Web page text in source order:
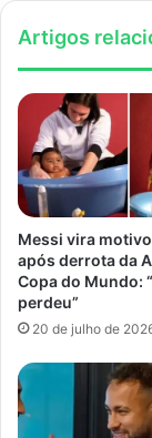
Artigos
Messi vira
após derrota da
Copa do Mundo:
perdeu”
20 de julho de